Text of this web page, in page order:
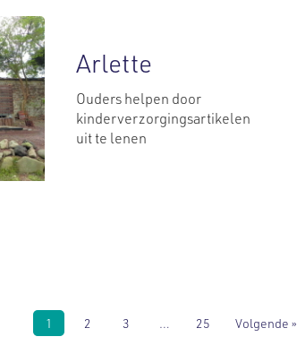
Arlette
Ouders helpen door
kinderverzorgingsartikelen
uit te lenen
1 2 3 … 25 Volgende »